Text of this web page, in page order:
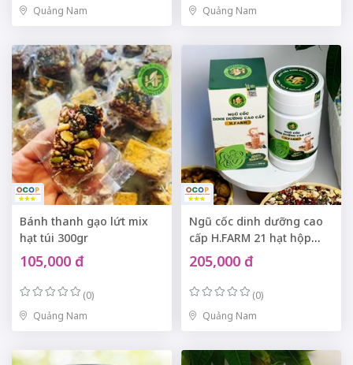
Quảng Nam
Quảng Nam
Bánh thanh gạo lứt mix
hạt túi 300gr
105,000 đ
(0)
Quảng Nam
Ngũ cốc dinh dưỡng cao
cấp H.FARM 21 hạt hộp
500gr
205,000 đ
(0)
Quảng Nam